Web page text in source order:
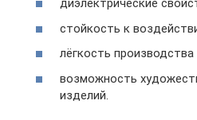
диэлектрические
стойкость к
лёгкость
возможность
изделий.